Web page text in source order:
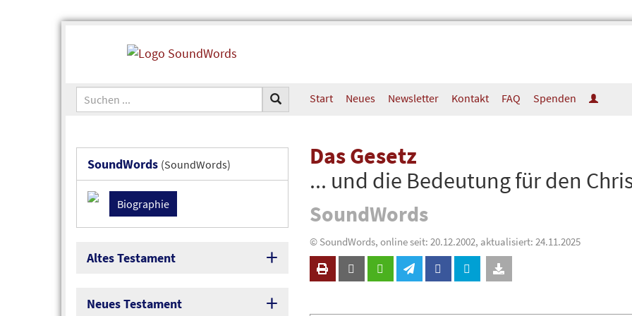
Start Neues Newsletter Kontakt FAQ Spenden
SoundWords (SoundWords)
Biographie
Altes Testament
Neues Testament
Das Gesetz
... und die Bedeutung für den
SoundWords
© SoundWords, online seit: 20.12.2002, aktualisiert: 24.11.2025